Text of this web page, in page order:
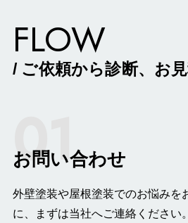
FLOW
/ ご依頼から診断、お
01
お問い合わせ
外壁塗装や屋根塗装でのお悩みを
に、まずは当社へご連絡ください。